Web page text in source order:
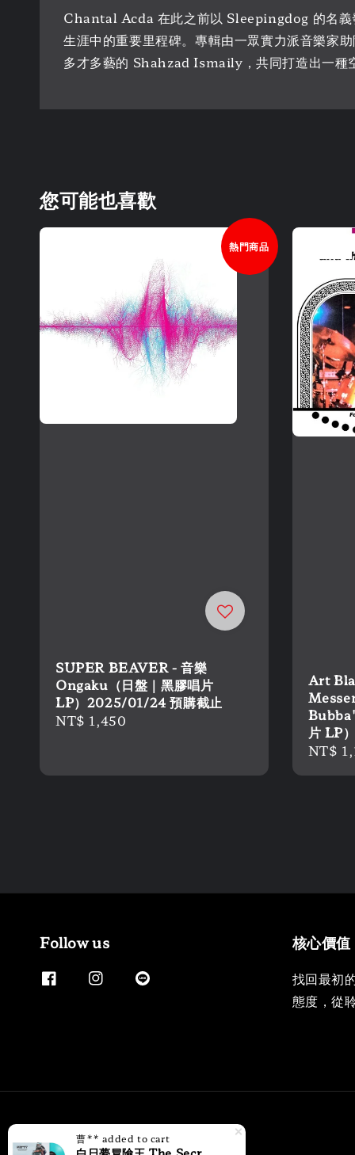
Chantal Acda 在此之前以 Sleepingdog 的名義
生涯中的重要里程碑。專輯由一眾實力派音樂
多才多藝的 Shahzad Ismaily，共同打造出一種
您可能也喜歡
熱門商品
SUPER BEAVER - 音樂
Ongaku（日盤｜黑膠唱片
LP）2025/01/24 預購截止
Regular
NT$ 1,450
Art
片 LP
NT$
Follow us 核心價值
找回最初
態度，從
曹** added to cart